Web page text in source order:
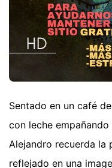
Sentado en un café
con leche
Alejandro recuerda la
reflejado en una